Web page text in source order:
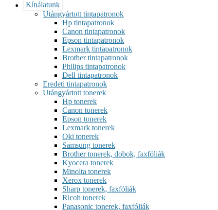
Kínálatunk
Utángyártott tintapatronok
Hp tintapatronok
Canon tintapatronok
Epson tintapatronok
Lexmark tintapatronok
Brother tintapatronok
Philips tintapatronok
Dell tintapatronok
Eredeti tintapatronok
Utángyártott tonerek
Hp tonerek
Canon tonerek
Epson tonerek
Lexmark tonerek
Oki tonerek
Samsung tonerek
Brother tonerek, dobok, faxfóliák
Kyocera tonerek
Minolta tonerek
Xerox tonerek
Sharp tonerek, faxfóliák
Ricoh tonerek
Panasonic tonerek, faxfóliák